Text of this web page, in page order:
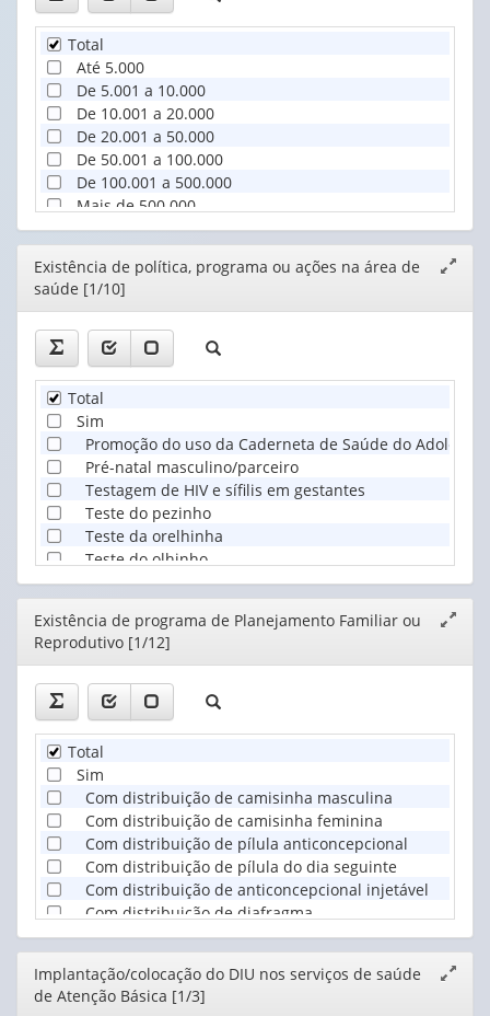
Total
Até 5.000
De 5.001 a 10.000
De 10.001 a 20.000
De 20.001 a 50.000
De 50.001 a 100.000
De 100.001 a 500.000
Mais de 500.000
Editor
Existência de política, programa ou ações na área de
saúde [1/10]
Total
Sim
Promoção do uso da Caderneta de Saúde do
Pré-natal masculino/parceiro
Testagem de HIV e sífilis em gestantes
Teste do pezinho
Teste da orelhinha
Teste do olhinho
Teste do coraçãozinho
Nenhuma das citadas
Editor
Existência de programa de Planejamento Familiar ou
Reprodutivo [1/12]
Total
Sim
Com distribuição de camisinha masculina
Com distribuição de camisinha feminina
Com distribuição de pílula anticoncepcional
Com distribuição de pílula do dia seguinte
Com distribuição de anticoncepcional injetável
Com distribuição de diafragma
Com distribuição de dispositivo intrauterino (DIU)
Com distribuição de outros
Não é feita distribuição
Não
Editor
Implantação/colocação do DIU nos serviços de saúde
de Atenção Básica [1/3]